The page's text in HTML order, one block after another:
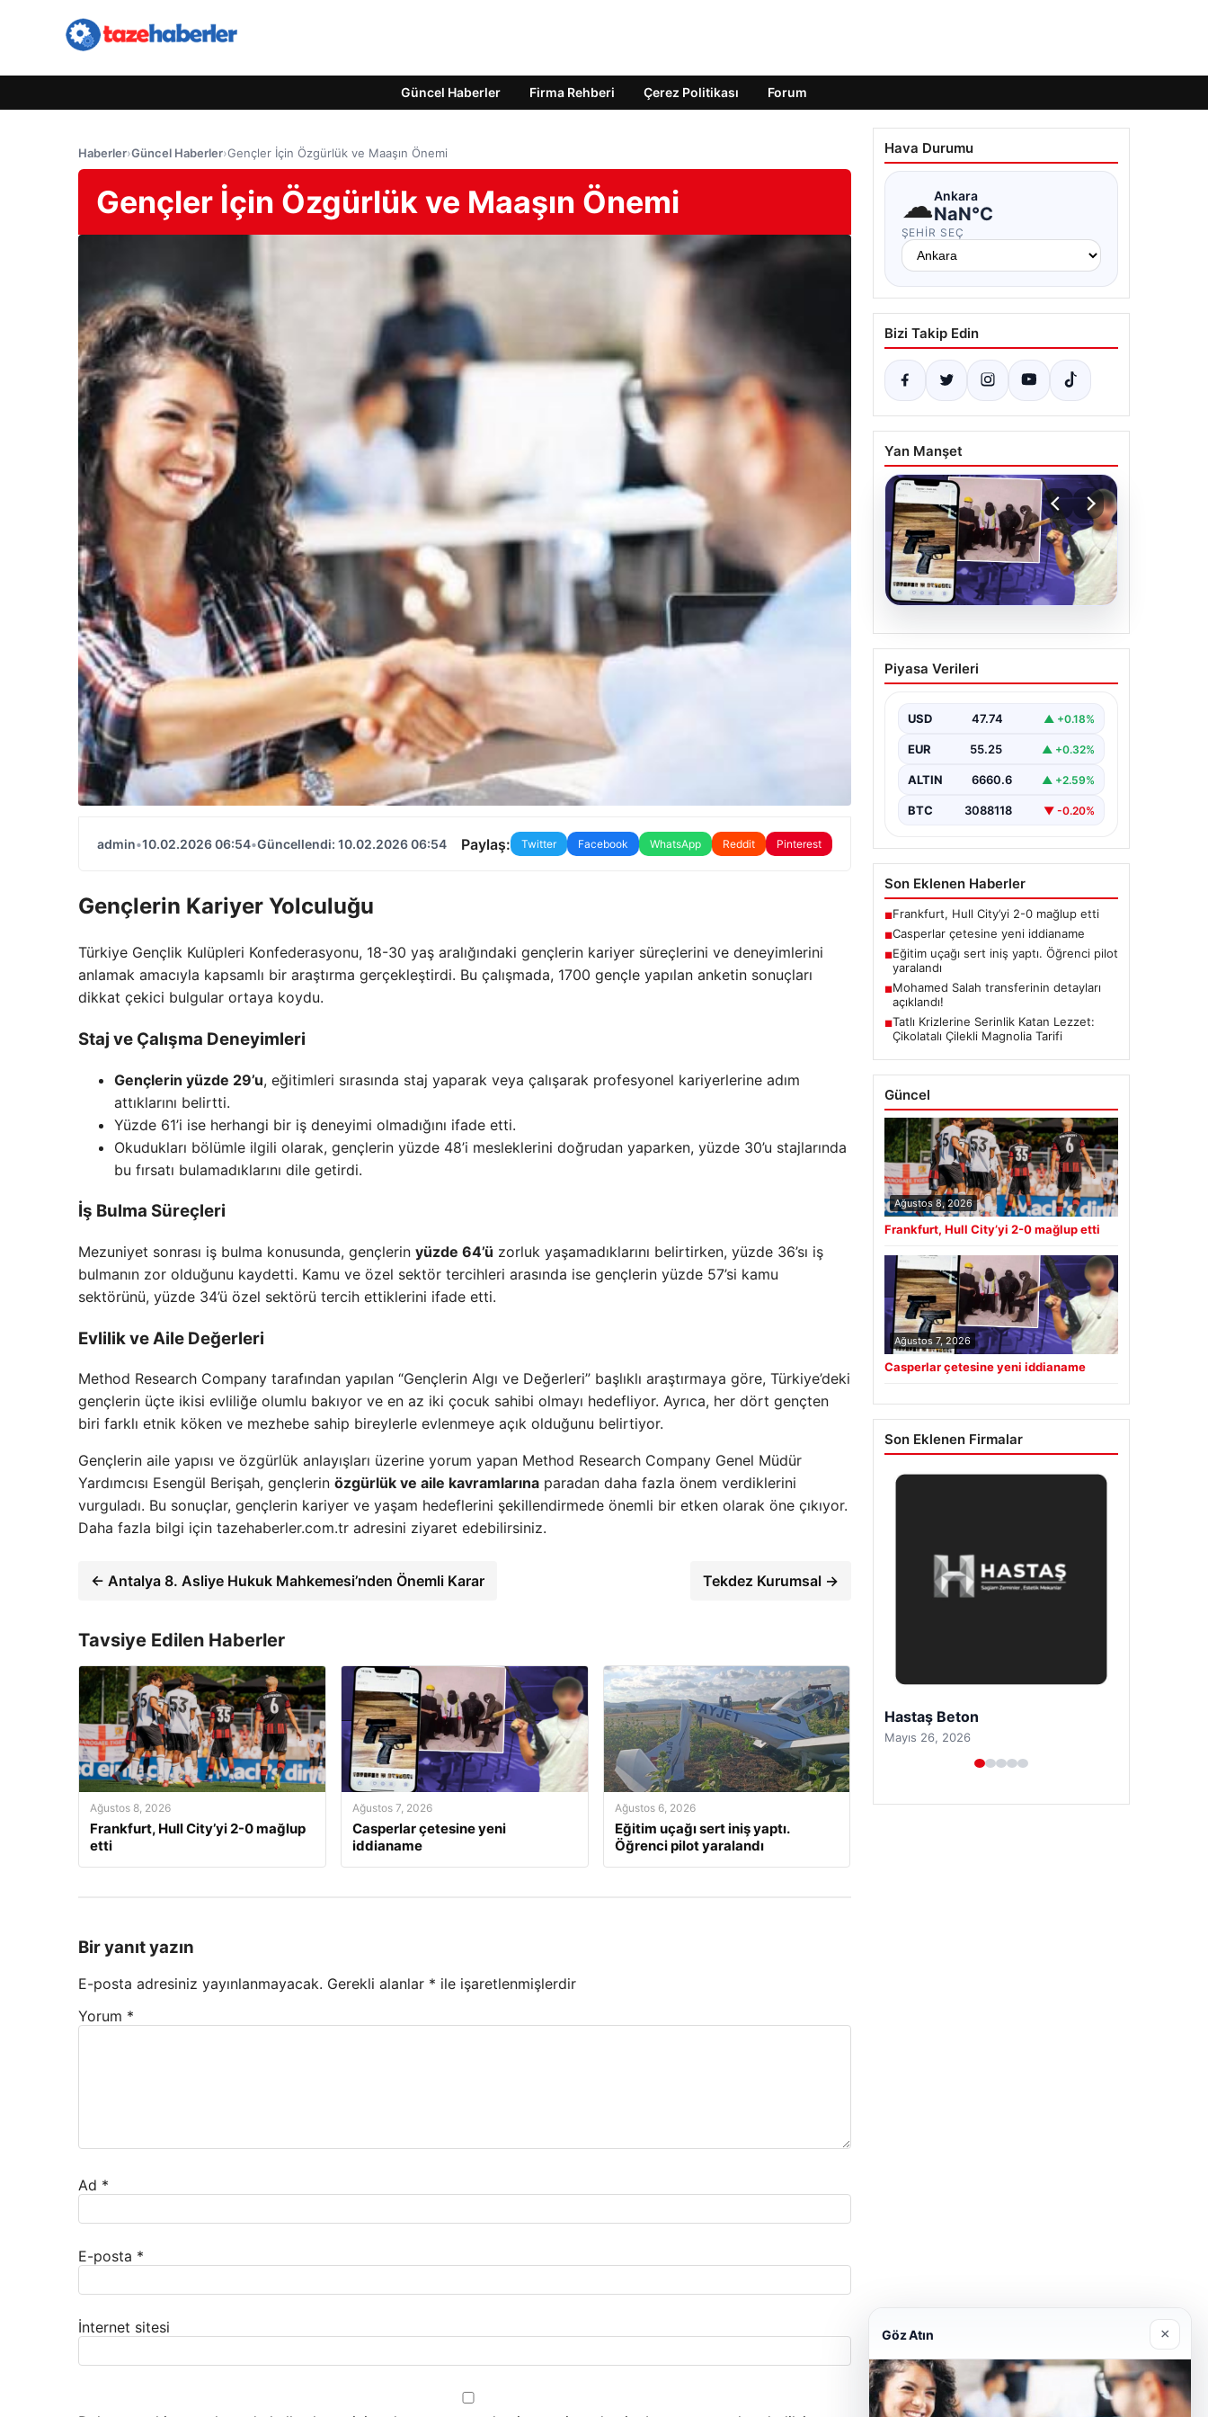
Güncel Haberler Firma Rehberi Çerez Politikası Forum
Haberler›Güncel Haberler›Gençler İçin Özgürlük ve Maaşın Önemi
Gençler İçin Özgürlük ve Maaşın Önemi
admin•10.02.2026 06:54•Güncellendi: 10.02.2026 06:54 Paylaş: Twitter Facebook WhatsApp Reddit Pinterest
Gençlerin Kariyer Yolculuğu
Türkiye Gençlik Kulüpleri Konfederasyonu, 18-30 yaş aralığındaki gençlerin kariyer süreçlerini ve deneyimlerini
anlamak amacıyla kapsamlı bir araştırma gerçekleştirdi. Bu çalışmada, 1700 gençle yapılan anketin sonuçları
dikkat çekici bulgular ortaya koydu.
Staj ve Çalışma Deneyimleri
Gençlerin yüzde 29’u, eğitimleri sırasında staj yaparak veya çalışarak profesyonel kariyerlerine adım
attıklarını belirtti.
Yüzde 61’i ise herhangi bir iş deneyimi olmadığını ifade etti.
Okudukları bölümle ilgili olarak, gençlerin yüzde 48’i mesleklerini doğrudan yaparken, yüzde 30’u stajlarında
bu fırsatı bulamadıklarını dile getirdi.
İş Bulma Süreçleri
Mezuniyet sonrası iş bulma konusunda, gençlerin yüzde 64’ü zorluk yaşamadıklarını belirtirken, yüzde 36’sı iş
bulmanın zor olduğunu kaydetti. Kamu ve özel sektör tercihleri arasında ise gençlerin yüzde 57’si kamu
sektörünü, yüzde 34’ü özel sektörü tercih ettiklerini ifade etti.
Evlilik ve Aile Değerleri
Method Research Company tarafından yapılan “Gençlerin Algı ve Değerleri” başlıklı araştırmaya göre, Türkiye’deki
gençlerin üçte ikisi evliliğe olumlu bakıyor ve en az iki çocuk sahibi olmayı hedefliyor. Ayrıca, her dört gençten
biri farklı etnik köken ve mezhebe sahip bireylerle evlenmeye açık olduğunu belirtiyor.
Gençlerin aile yapısı ve özgürlük anlayışları üzerine yorum yapan Method Research Company Genel Müdür
Yardımcısı Esengül Berişah, gençlerin özgürlük ve aile kavramlarına paradan daha fazla önem verdiklerini
vurguladı. Bu sonuçlar, gençlerin kariyer ve yaşam hedeflerini şekillendirmede önemli bir etken olarak öne çıkıyor.
Daha fazla bilgi için tazehaberler.com.tr adresini ziyaret edebilirsiniz.
← Antalya 8. Asliye Hukuk Mahkemesi’nden Önemli Karar Tekdez Kurumsal →
Tavsiye Edilen Haberler
Ağustos 8, 2026
Frankfurt, Hull City’yi 2-0 mağlup
etti
Ağustos 7, 2026
Casperlar çetesine yeni
iddianame
Ağustos 6, 2026
Eğitim uçağı sert iniş yaptı.
Öğrenci pilot yaralandı
Bir yanıt yazın
E-posta adresiniz yayınlanmayacak. Gerekli alanlar * ile işaretlenmişlerdir
Yorum *
Ad *
E-posta *
İnternet sitesi
Hava Durumu
☁Ankara
NaN°C
ŞEHIR SEÇ
Bizi Takip Edin
Yan Manşet
07.08.2026
Casperlar çetesine yeni
iddianame
Piyasa Verileri
USD 47.74 ▲ +0.18%
EUR 55.25 ▲ +0.32%
ALTIN 6660.6 ▲ +2.59%
BTC 3088118 ▼ -0.20%
Son Eklenen Haberler
■Frankfurt, Hull City’yi 2-0 mağlup etti
■Casperlar çetesine yeni iddianame
■Eğitim uçağı sert iniş yaptı. Öğrenci pilot
yaralandı
■Mohamed Salah transferinin detayları
açıklandı!
■Tatlı Krizlerine Serinlik Katan Lezzet:
Çikolatalı Çilekli Magnolia Tarifi
Güncel
Ağustos 8, 2026
Frankfurt, Hull City’yi 2-0 mağlup etti
Ağustos 7, 2026
Casperlar çetesine yeni iddianame
Son Eklenen Firmalar
Prenses Night Club
Nisan 29, 2026
Göz Atın ×